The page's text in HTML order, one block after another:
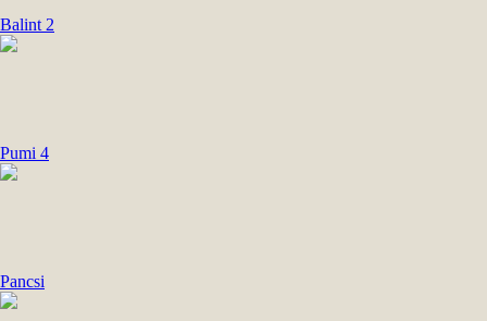
Balint 2
Pumi 4
Pancsi